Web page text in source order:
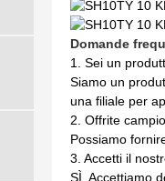
Domande
1. Sei un
Siamo un
una filiale per
2. Offrite
Possiamo
3. Accetti il
SÌ. Accettiamo